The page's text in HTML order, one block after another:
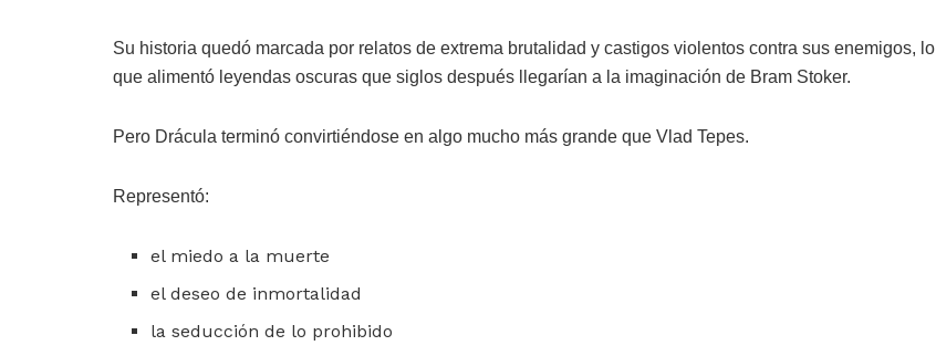
Su historia quedó marcada por relatos de extrema brutalidad y castigos violentos contra sus enemigos, lo
que alimentó leyendas oscuras que siglos después llegarían a la imaginación de Bram Stoker.
Pero Drácula terminó convirtiéndose en algo mucho más grande que Vlad Tepes.
Representó:
el miedo a la muerte
el deseo de inmortalidad
la seducción de lo prohibido